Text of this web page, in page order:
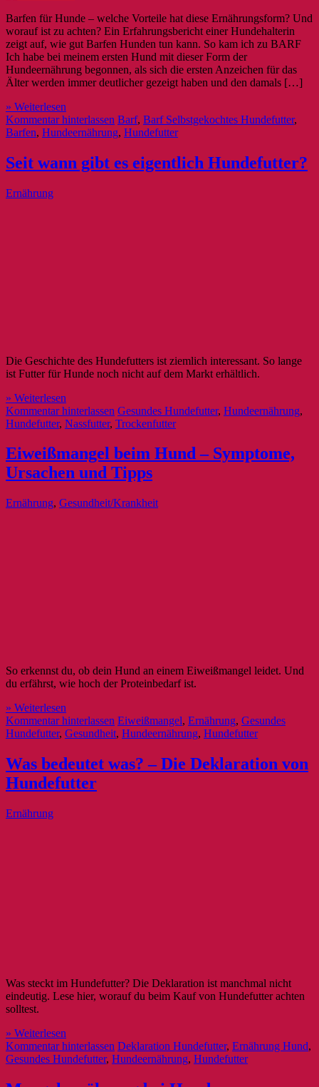
Barfen für Hunde – welche Vorteile hat diese Ernährungsform? Und
worauf ist zu achten? Ein Erfahrungsbericht einer Hundehalterin
zeigt auf, wie gut Barfen Hunden tun kann. So kam ich zu BARF
Ich habe bei meinem ersten Hund mit dieser Form der
Hundeernährung begonnen, als sich die ersten Anzeichen für das
Älter werden immer deutlicher gezeigt haben und den damals […]
» Weiterlesen
Kommentar hinterlassen Barf, Barf Selbstgekochtes Hundefutter,
Barfen, Hundeernährung, Hundefutter
Seit wann gibt es eigentlich Hundefutter?
Ernährung
Die Geschichte des Hundefutters ist ziemlich interessant. So lange
ist Futter für Hunde noch nicht auf dem Markt erhältlich.
» Weiterlesen
Kommentar hinterlassen Gesundes Hundefutter, Hundeernährung,
Hundefutter, Nassfutter, Trockenfutter
Eiweißmangel beim Hund – Symptome,
Ursachen und Tipps
Ernährung, Gesundheit/Krankheit
So erkennst du, ob dein Hund an einem Eiweißmangel leidet. Und
du erfährst, wie hoch der Proteinbedarf ist.
» Weiterlesen
Kommentar hinterlassen Eiweißmangel, Ernährung, Gesundes
Hundefutter, Gesundheit, Hundeernährung, Hundefutter
Was bedeutet was? – Die Deklaration von
Hundefutter
Ernährung
Was steckt im Hundefutter? Die Deklaration ist manchmal nicht
eindeutig. Lese hier, worauf du beim Kauf von Hundefutter achten
solltest.
» Weiterlesen
Kommentar hinterlassen Deklaration Hundefutter, Ernährung Hund,
Gesundes Hundefutter, Hundeernährung, Hundefutter